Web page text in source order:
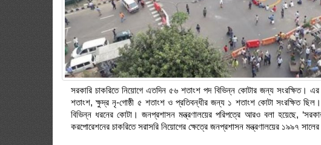
সরকারি চাকরিতে নিয়োগে এতদিন ৫৬ শতাংশ পদ বিভিন্ন কোটার জন্য সংরক্ষিত।
শতাংশ, ক্ষুদ্র নৃ-গোষ্ঠী ৫ শতাংশ ও প্রতিবন্ধীর জন্য ১ শতাংশ কোটা সংরক্ষিত
বিভিন্ন ধরনের কোটা। জনপ্রশাসন মন্ত্রণালয়ের পরিপত্রে আরও বলা হয়েছে,
করপোরেশনের চাকরিতে সরাসরি নিয়োগের ক্ষেত্রে জনপ্রশাসন মন্ত্রণালয়ের ১৯৯৭